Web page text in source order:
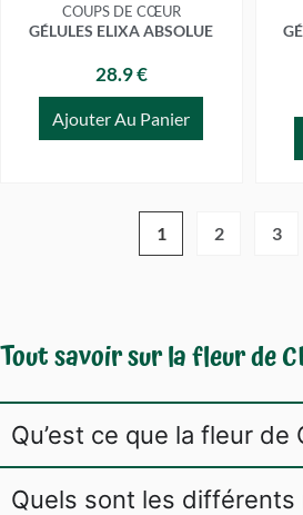
COUPS DE CŒUR
GÉLULES ELIXA ABSOLUE
28.9 €
Ajouter Au Panier
1 2 3
Tout savoir sur la fleur de
Qu’est ce que la fleur de
Quels sont les différents